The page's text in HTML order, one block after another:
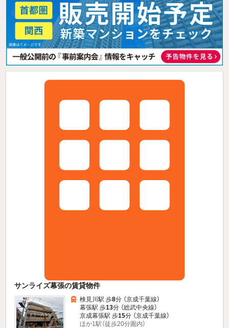
サンライズ幕張の賃貸物件
検見川駅 歩8分 （京成千葉線）
幕張駅 歩13分 （総武中央線）
京成幕張駅 歩15分 （京成千葉線）
ほか1駅（徒歩20分圏内）